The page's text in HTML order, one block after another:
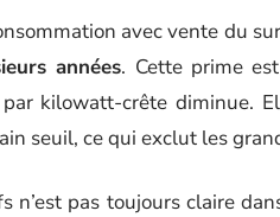
avec vente du
années. Cette prime
kilowatt-crête diminue.
seuil, ce qui exclut les
n’est pas toujours claire